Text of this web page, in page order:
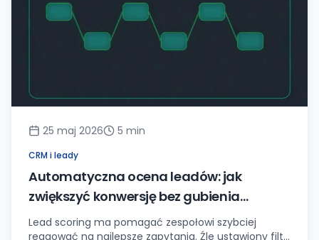
25 maj 2026 5 min
CRM i leady
Automatyczna ocena leadów: jak
zwiększyć konwersję bez gubienia
dobrych zapytań
Lead scoring ma pomagać zespołowi szybciej
reagować na najlepsze zapytania. Źle ustawiony filtr